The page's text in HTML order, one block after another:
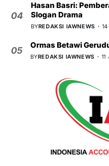
04
Hasan Basri:
Slogan Drama
BYREDAKSI IAWNEWS
05
Ormas Betawi
BYREDAKSI IAWNEWS